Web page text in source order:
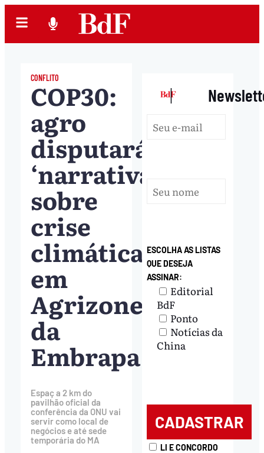
CONFLITO
COP30:
agro
disputará
‘narrativa’
sobre
crise
climática
em
Agrizone
da
Embrapa
Espaç a 2 km do
pavilhão oficial da
conferência da ONU vai
servir como local de
negócios e até sede
temporária do MA
|
ESCOLHA AS LISTAS
QUE DESEJA
ASSINAR:
Editorial
BdF
Ponto
Notícias da
China
LI E CONCORDO